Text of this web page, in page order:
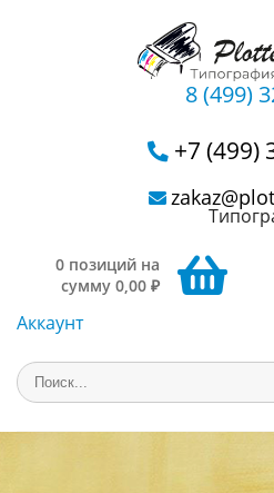
8 (499)
+7 (499)
0 позиций на
сумму 0,00 ₽
Аккаунт